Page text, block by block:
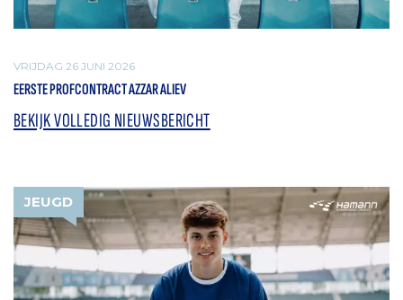
VRIJDAG 26 JUNI 2026
EERSTE PROFCONTRACT AZZAR ALIEV
BEKIJK VOLLEDIG NIEUWSBERICHT
JEUGD